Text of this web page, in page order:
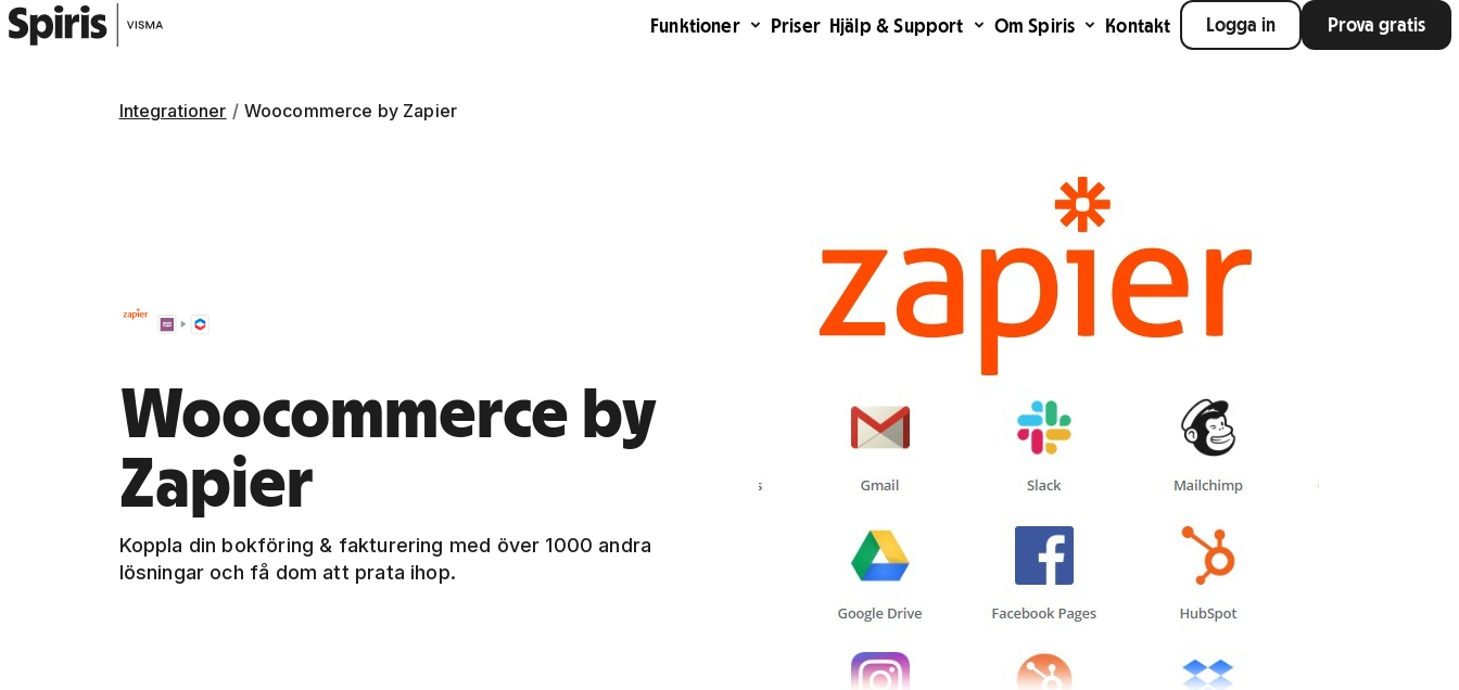
Funktioner Priser Hjälp & Support Om Spiris Kontakt Logga in Prova gratis
Integrationer Woocommerce by Zapier
Woocommerce by
Zapier
Koppla din bokföring & fakturering med över 1000 andra
lösningar och få dom att prata ihop.